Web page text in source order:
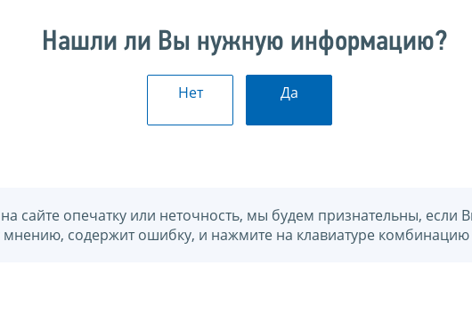
Нашли ли Вы нужную информацию?
Нет Да
сайте опечатку или неточность, мы будем признательны, если
мнению, содержит ошибку, и нажмите на клавиатуре